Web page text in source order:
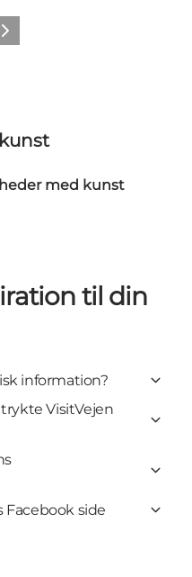
billede
Næste billede
med kunst
til din
information?
VisitVejen
Facebook side